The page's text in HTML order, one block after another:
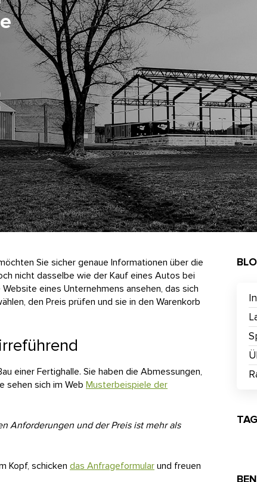
Sie sicher genaue Informationen über die
nicht dasselbe wie der Kauf eines Autos bei
eines Unternehmens ansehen, das sich
den Preis prüfen und sie in den Warenkorb
einer Fertighalle. Sie haben die Abmessungen,
sehen sich im Web Musterbeispiele der
Anforderungen und der Preis ist mehr als
Kopf, schicken das Anfrageformular und freuen